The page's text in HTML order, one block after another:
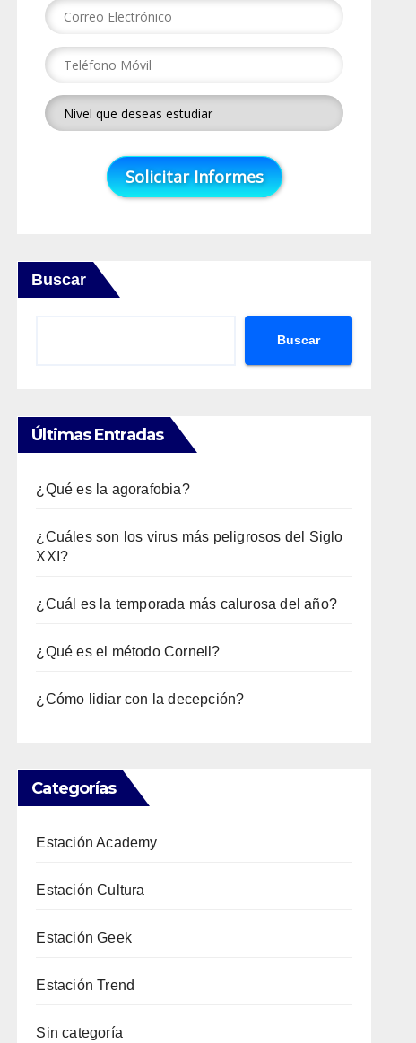
Buscar
Buscar
Últimas Entradas
¿Qué es la agorafobia?
¿Cuáles son los virus más peligrosos del Siglo
XXI?
¿Cuál es la temporada más calurosa del año?
¿Qué es el método Cornell?
¿Cómo lidiar con la decepción?
Categorías
Estación Academy
Estación Cultura
Estación Geek
Estación Trend
Sin categoría